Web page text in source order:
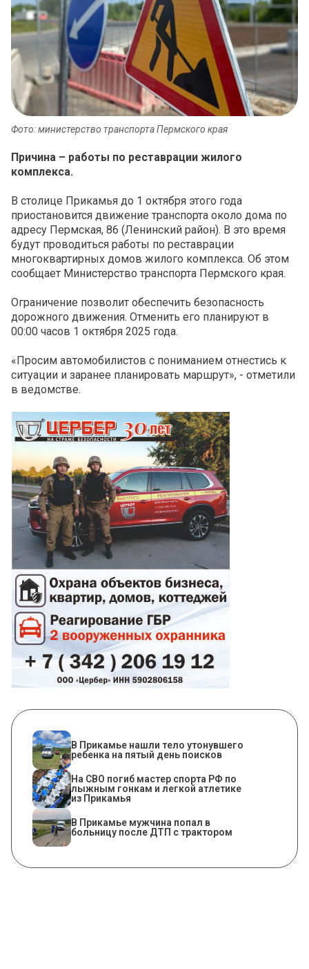
Фото: министерство транспорта Пермского края
Причина – работы по реставрации жилого
комплекса.
В столице Прикамья до 1 октября этого года
приостановится движение транспорта около дома по
адресу Пермская, 86 (Ленинский район). В это время
будут проводиться работы по реставрации
многоквартирных домов жилого комплекса. Об этом
сообщает Министерство транспорта Пермского края.
Ограничение позволит обеспечить безопасность
дорожного движения. Отменить его планируют в
00:00 часов 1 октября 2025 года.
«Просим автомобилистов с пониманием отнестись к
ситуации и заранее планировать маршрут», - отметили
в ведомстве.
В Прикамье нашли тело утонувшего
ребенка на пятый день поисков
На СВО погиб мастер спорта РФ по
лыжным гонкам и легкой атлетике
из Прикамья
В Прикамье мужчина попал в
больницу после ДТП с трактором